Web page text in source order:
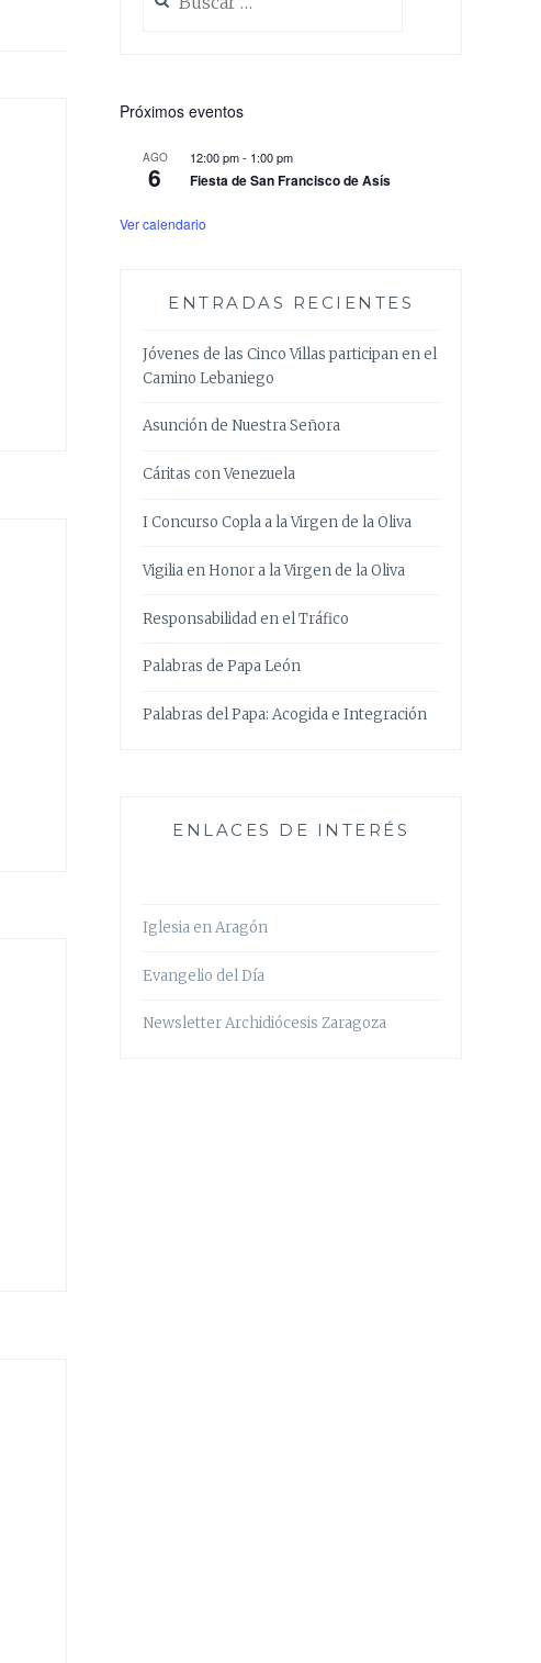
Próximos eventos
AGO
6
12:00 pm- 1:00 pm
Fiesta de San Francisco de Asís
Ver calendario
ENTRADAS RECIENTES
Jóvenes de las Cinco Villas participan en el
Camino Lebaniego
Asunción de Nuestra Señora
Cáritas con Venezuela
I Concurso Copla a la Virgen de la Oliva
Vigilia en Honor a la Virgen de la Oliva
Responsabilidad en el Tráfico
Palabras de Papa León
Palabras del Papa: Acogida e Integración
ENLACES DE INTERÉS
Iglesia en Aragón
Evangelio del Día
Newsletter Archidiócesis Zaragoza